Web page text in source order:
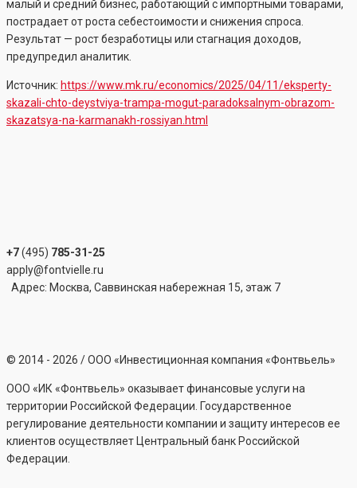
малый и средний бизнес, работающий с импортными товарами,
пострадает от роста себестоимости и снижения спроса.
Результат — рост безработицы или стагнация доходов,
предупредил аналитик.
Источник: https://www.mk.ru/economics/2025/04/11/eksperty-
skazali-chto-deystviya-trampa-mogut-paradoksalnym-obrazom-
skazatsya-na-karmanakh-rossiyan.html
+7(495) 785-31-25
apply@fontvielle.ru
Адрес: Москва, Саввинская набережная 15, этаж 7
© 2014 - 2026 / ООО «Инвестиционная компания «Фонтвьель»
ООО «ИК «Фонтвьель» оказывает финансовые услуги на
территории Российской Федерации. Государственное
регулирование деятельности компании и защиту интересов ее
клиентов осуществляет Центральный банк Российской
Федерации.